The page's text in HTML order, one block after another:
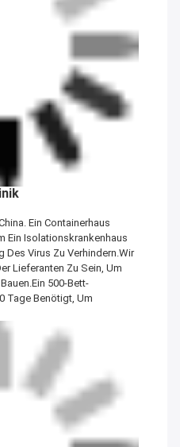
Ein Containerhaus
Ein Isolationskrankenhaus
Des Virus Zu Verhindern.Wir
Lieferanten Zu Sein, Um
500-Bett-
Tage Benötigt, Um